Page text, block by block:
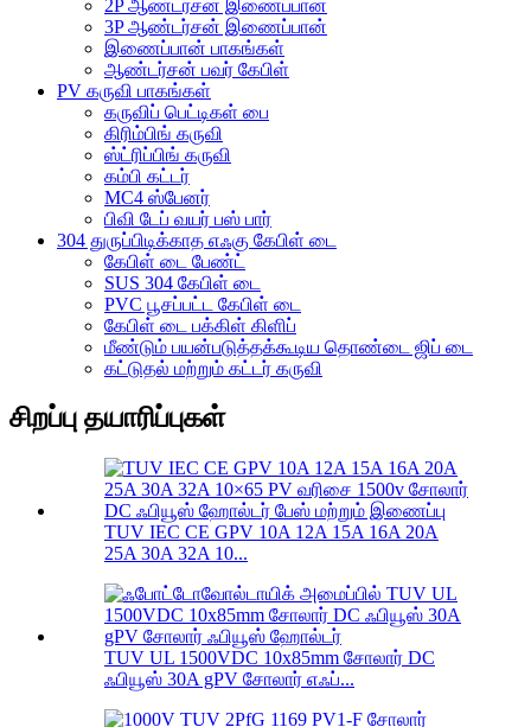
2P ஆண்டர்சன் இணைப்பான்
3P ஆண்டர்சன் இணைப்பான்
இணைப்பான் பாகங்கள்
ஆண்டர்சன் பவர் கேபிள்
PV கருவி பாகங்கள்
கருவிப் பெட்டிகள் பை
கிரிம்பிங் கருவி
ஸ்ட்ரிப்பிங் கருவி
கம்பி கட்டர்
MC4 ஸ்பேனர்
பிவி டேப் வயர் பஸ் பார்
304 துருப்பிடிக்காத எஃகு கேபிள் டை
கேபிள் டை பேண்ட்
SUS 304 கேபிள் டை
PVC பூசப்பட்ட கேபிள் டை
கேபிள் டை பக்கிள் கிளிப்
மீண்டும் பயன்படுத்தக்கூடிய தொண்டை ஜிப் டை
கட்டுதல் மற்றும் கட்டர் கருவி
சிறப்பு தயாரிப்புகள்
TUV IEC CE GPV 10A 12A 15A 16A 20A
25A 30A 32A 10...
TUV UL 1500VDC 10x85mm சோலார் DC
ஃபியூஸ் 30A gPV சோலார் எஃப்...